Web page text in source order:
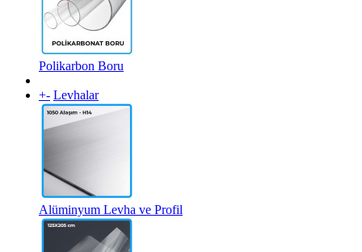
Polikarbon Boru
+- Levhalar
Alüminyum Levha ve Profil